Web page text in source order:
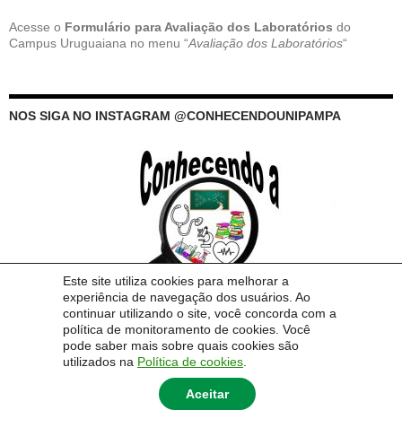
Este site utiliza cookies para melhorar a
experiência de navegação dos usuários. Ao
continuar utilizando o site, você concorda com a
política de monitoramento de cookies. Você
pode saber mais sobre quais cookies são
utilizados na Política de cookies
Aceitar
Acesse o Formulário para Avaliação dos Laboratórios do
Campus Uruguaiana no menu “Avaliação dos Laboratórios“
NOS SIGA NO INSTAGRAM @CONHECENDOUNIPAMPA